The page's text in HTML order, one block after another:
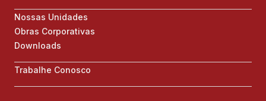
Nossas Unidades
Obras Corporativas
Downloads
Trabalhe Conosco